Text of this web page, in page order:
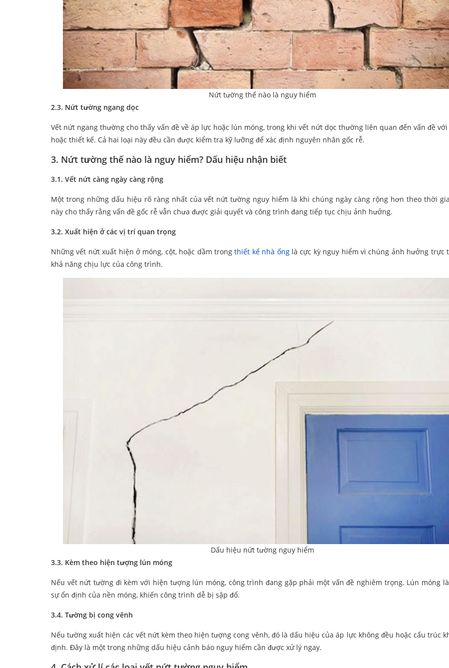
Nứt tường thế nào là nguy hiểm
2.3. Nứt tường ngang dọc
Vết nứt ngang thường cho thấy vấn đề về áp lực hoặc lún móng, trong khi vết nứt dọc thường liên quan đến vấn đề
hoặc thiết kế. Cả hai loại này đều cần được kiểm tra kỹ lưỡng để xác định nguyên nhân gốc rễ.
3. Nứt tường thế nào là nguy hiểm? Dấu hiệu nhận biết
3.1. Vết nứt càng ngày càng rộng
Một trong những dấu hiệu rõ ràng nhất của vết nứt tường nguy hiểm là khi chúng ngày càng rộng hơn theo thời
này cho thấy rằng vấn đề gốc rễ vẫn chưa được giải quyết và công trình đang tiếp tục chịu ảnh hưởng.
3.2. Xuất hiện ở các vị trí quan trọng
Những vết nứt xuất hiện ở móng, cột, hoặc dầm trongthiết kế nhà ốnglà cực kỳ nguy hiểm vì chúng ảnh hưởng trực
khả năng chịu lực của công trình.
Dấu hiệu nứt tường nguy hiểm
3.3. Kèm theo hiện tượng lún móng
Nếu vết nứt tường đi kèm với hiện tượng lún móng, công trình đang gặp phải một vấn đề nghiêm trọng. Lún móng
sự ổn định của nền móng, khiến công trình dễ bị sập đổ.
3.4. Tường bị cong vênh
Nếu tường xuất hiện các vết nứt kèm theo hiện tượng cong vênh, đó là dấu hiệu của áp lực không đều hoặc cấu trúc
định. Đây là một trong những dấu hiệu cảnh báo nguy hiểm cần được xử lý ngay.